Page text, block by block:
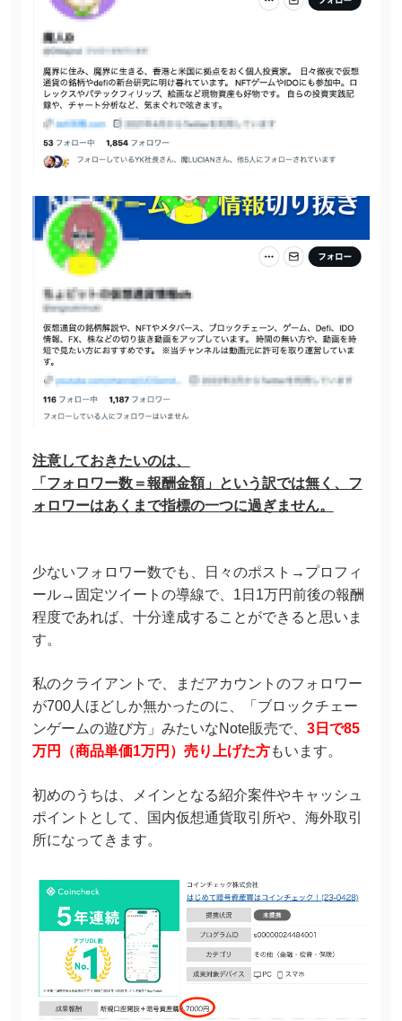
注意しておきたいのは、
「フォロワー数＝報酬金額」という訳では無く、フ
ォロワーはあくまで指標の一つに過ぎません。
少ないフォロワー数でも、日々のポスト→プロフィ
ール→固定ツイートの導線で、1日1万円前後の報酬
程度であれば、十分達成することができると思いま
す。
私のクライアントで、まだアカウントのフォロワー
が700人ほどしか無かったのに、「ブロックチェー
ンゲームの遊び方」みたいなNote販売で、 3日で85
万円（商品単価1万円）売り上げた方もいます。
初めのうちは、メインとなる紹介案件やキャッシュ
ポイントとして、国内仮想通貨取引所や、海外取引
所になってきます。